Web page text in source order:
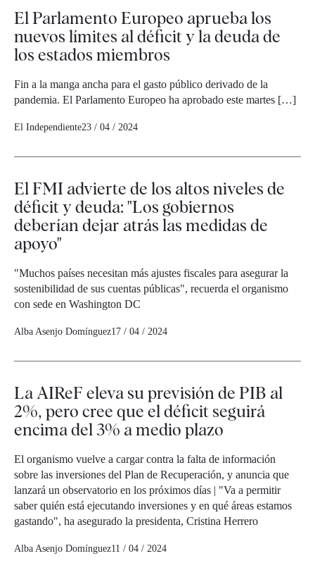
El Parlamento Europeo aprueba los
nuevos límites al déficit y la deuda de
los estados miembros
Fin a la manga ancha para el gasto público derivado de la
pandemia. El Parlamento Europeo ha aprobado este martes […]
El Independiente23 / 04 / 2024
El FMI advierte de los altos niveles de
déficit y deuda: "Los gobiernos
deberían dejar atrás las medidas de
apoyo"
"Muchos países necesitan más ajustes fiscales para asegurar la
sostenibilidad de sus cuentas públicas", recuerda el organismo
con sede en Washington DC
Alba Asenjo Domínguez17 / 04 / 2024
La AIReF eleva su previsión de PIB al
2%, pero cree que el déficit seguirá
encima del 3% a medio plazo
El organismo vuelve a cargar contra la falta de información
sobre las inversiones del Plan de Recuperación, y anuncia que
lanzará un observatorio en los próximos días | "Va a permitir
saber quién está ejecutando inversiones y en qué áreas estamos
gastando", ha asegurado la presidenta, Cristina Herrero
Alba Asenjo Domínguez11 / 04 / 2024